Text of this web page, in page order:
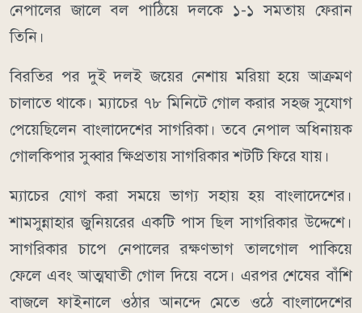
নেপালের জালে বল পাঠিয়ে দলকে ১-১ সমতায় ফেরান
তিনি।
বিরতির পর দুই দলই জয়ের নেশায় মরিয়া হয়ে আক্রমণ
চালাতে থাকে। ম্যাচের ৭৮ মিনিটে গোল করার সহজ সুযোগ
পেয়েছিলেন বাংলাদেশের সাগরিকা। তবে নেপাল অধিনায়ক
গোলকিপার সুব্বার ক্ষিপ্রতায় সাগরিকার শটটি ফিরে যায়।
ম্যাচের যোগ করা সময়ে ভাগ্য সহায় হয় বাংলাদেশের।
শামসুন্নাহার জুনিয়রের একটি পাস ছিল সাগরিকার উদ্দেশে।
সাগরিকার চাপে নেপালের রক্ষণভাগ তালগোল পাকিয়ে
ফেলে এবং আত্মঘাতী গোল দিয়ে বসে। এরপর শেষের বাঁশি
বাজলে ফাইনালে ওঠার আনন্দে মেতে ওঠে বাংলাদেশের